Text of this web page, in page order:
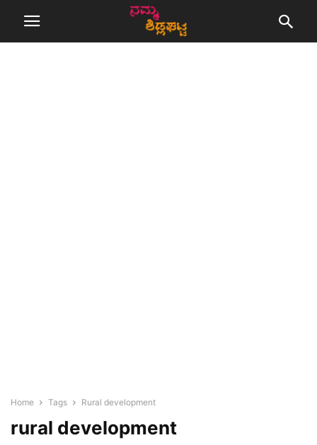
Home Tags Rural development
rural development